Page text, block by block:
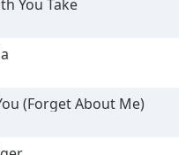
You Take
(Forget About Me)